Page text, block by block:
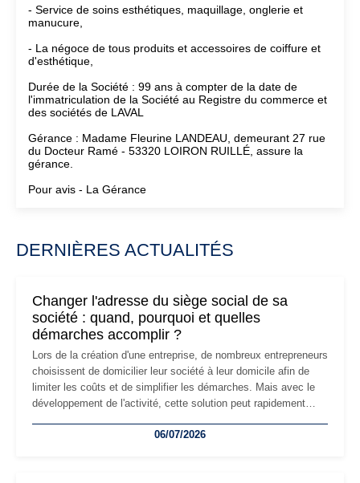
- Service de soins esthétiques, maquillage, onglerie et
manucure,
- La négoce de tous produits et accessoires de coiffure et
d'esthétique,
Durée de la Société : 99 ans à compter de la date de
l'immatriculation de la Société au Registre du commerce et
des sociétés de LAVAL
Gérance : Madame Fleurine LANDEAU, demeurant 27 rue
du Docteur Ramé - 53320 LOIRON RUILLÉ, assure la
gérance.
Pour avis - La Gérance
DERNIÈRES ACTUALITÉS
Changer l'adresse du siège social de sa
société : quand, pourquoi et quelles
démarches accomplir ?
Lors de la création d'une entreprise, de nombreux entrepreneurs
choisissent de domicilier leur société à leur domicile afin de
limiter les coûts et de simplifier les démarches. Mais avec le
développement de l'activité, cette solution peut rapidement
professionnels, recrutement, image de marque… Le
06/07/2026